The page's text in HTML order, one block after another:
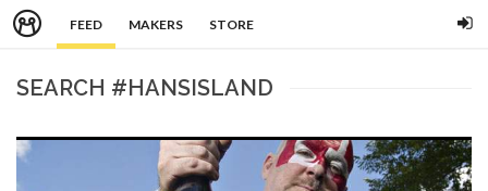
FEED MAKERS STORE
SEARCH #HANSISLAND